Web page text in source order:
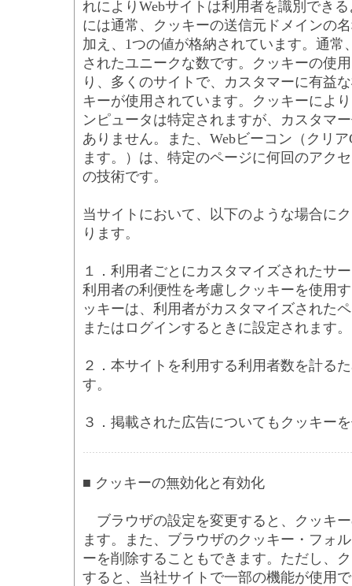
れによりWebサイトは利用者を識別でき
には通常、クッキーの送信元ドメインの
加え、1つの値が格納されています。通常
されたユニークな数です。クッキーの使
り、多くのサイトで、カスタマーに有益
キーが使用されています。クッキーによ
ンピュータは特定されますが、カスタマ
ありません。また、Webビーコン（クリ
ます。）は、特定のページに何回のアク
の技術です。
当サイトにおいて、以下のような場合に
ります。
１．利用者ごとにカスタマイズされたサ
利用者の利便性を考慮しクッキーを使用
ッキーは、利用者がカスタマイズされた
またはログインするときに設定されます。
２．本サイトを利用する利用者数を計る
す。
３．掲載された広告についてもクッキー
■ クッキーの無効化と有効化
ブラウザの設定を変更すると、クッキ
ます。また、ブラウザのクッキー・フォ
ーを削除することもできます。ただし、
すると、当社サイトで一部の機能が使用